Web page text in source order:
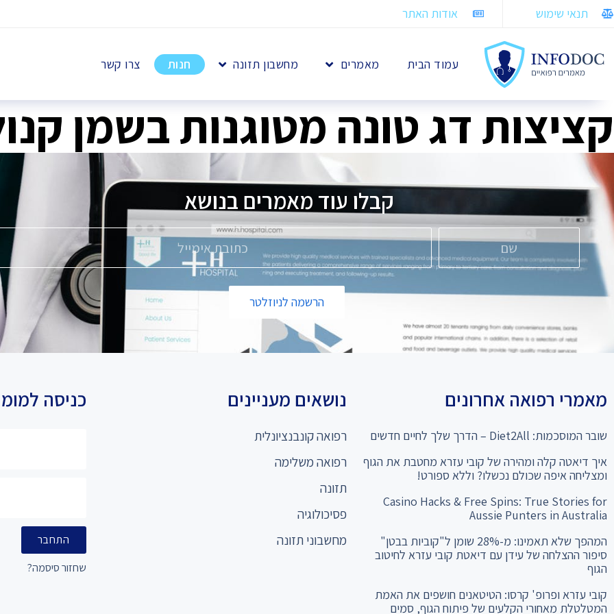
תנאי שימוש אודות האתר
עמוד הבית מאמרים מחשבון תזונה חנות צרו קשר
קציצות דג טונה מטוגנות בשמן
קבלו עוד מאמרים בנושאפ
הרשמה לניוזלטר
מאמרי רפואה אחרונים
שובר המוסכמות: Diet2All – הדרך שלך לחיים חדשים
איך דיאטה קלה ומהירה של קובי עזרא מחטבת את הגוף
ומצליחה איפה שכולם נכשלו? וללא ספורט!
Casino Hacks & Free Spins: True Stories for
Aussie Punters in Australia
המהפך שלא תאמינו: מ-28% שומן ל"קוביות בבטן"
סיפור ההצלחה של עידן עם דיאטת קובי עזרא לחיטוב
הגוף
קובי עזרא ופרופ' קרסו: הטיטאנים חושפים את האמת
המטלטלת מאחורי הקלעים של פיתוח הגוף, סמים
נושאים מעניינים
רפואה קונבנציונלית
רפואה משלימה
תזונה
פסיכולוגיה
מחשבוני תזונה
כניסה
התחבר
שחזור סיסמה?